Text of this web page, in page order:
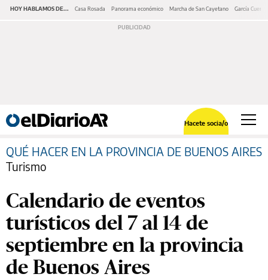
HOY HABLAMOS DE... Casa Rosada Panorama económico Marcha de San Cayetano García Cuerva
Hacete socia/o
QUÉ HACER EN LA PROVINCIA DE BUENOS AIRES
Turismo
Calendario de eventos
turísticos del 7 al 14 de
septiembre en la provincia
de Buenos Aires